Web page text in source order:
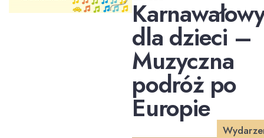
dla dzieci –
Muzyczna
podróż po
Europie